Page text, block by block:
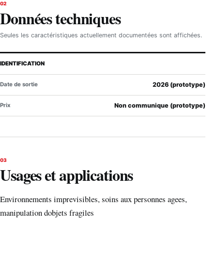
02
Données techniques
Seules les caractéristiques actuellement documentées sont affichées.
IDENTIFICATION
Date de sortie 2026 (prototype)
Prix Non communique (prototype)
03
Usages et applications
Environnements imprevisibles, soins aux personnes agees,
manipulation dobjets fragiles